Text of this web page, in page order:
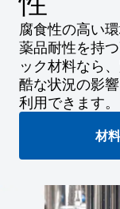
腐食性の高い
薬品耐性を持
ック材料なら
酷な状況の影
利用できます。
材